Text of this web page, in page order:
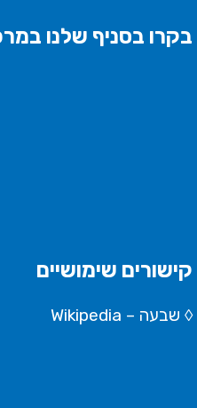
בקרו בסניף שלנו
קישורים שימושיים
◊ שבעה – Wikipedia